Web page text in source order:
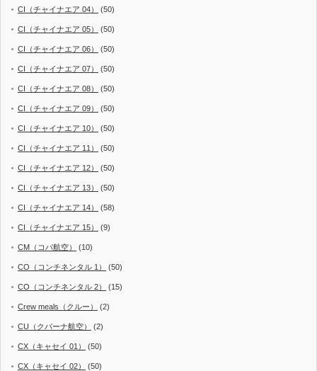
CI（チャイナエア 04） (50)
CI（チャイナエア 05） (50)
CI（チャイナエア 06） (50)
CI（チャイナエア 07） (50)
CI（チャイナエア 08） (50)
CI（チャイナエア 09） (50)
CI（チャイナエア 10） (50)
CI（チャイナエア 11） (50)
CI（チャイナエア 12） (50)
CI（チャイナエア 13） (50)
CI（チャイナエア 14） (58)
CI（チャイナエア 15） (9)
CM（コパ航空） (10)
CO（コンチネンタル 1） (50)
CO（コンチネンタル 2） (15)
Crew meals（クルー） (2)
CU（クバーナ航空） (2)
CX（キャセイ 01） (50)
CX（キャセイ 02） (50)